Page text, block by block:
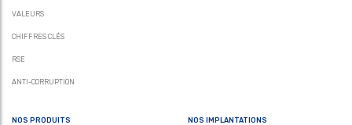
VALEURS
CHIFFRES CLÉS
RSE
ANTI-CORRUPTION
NOS PRODUITS NOS IMPLANTATIONS